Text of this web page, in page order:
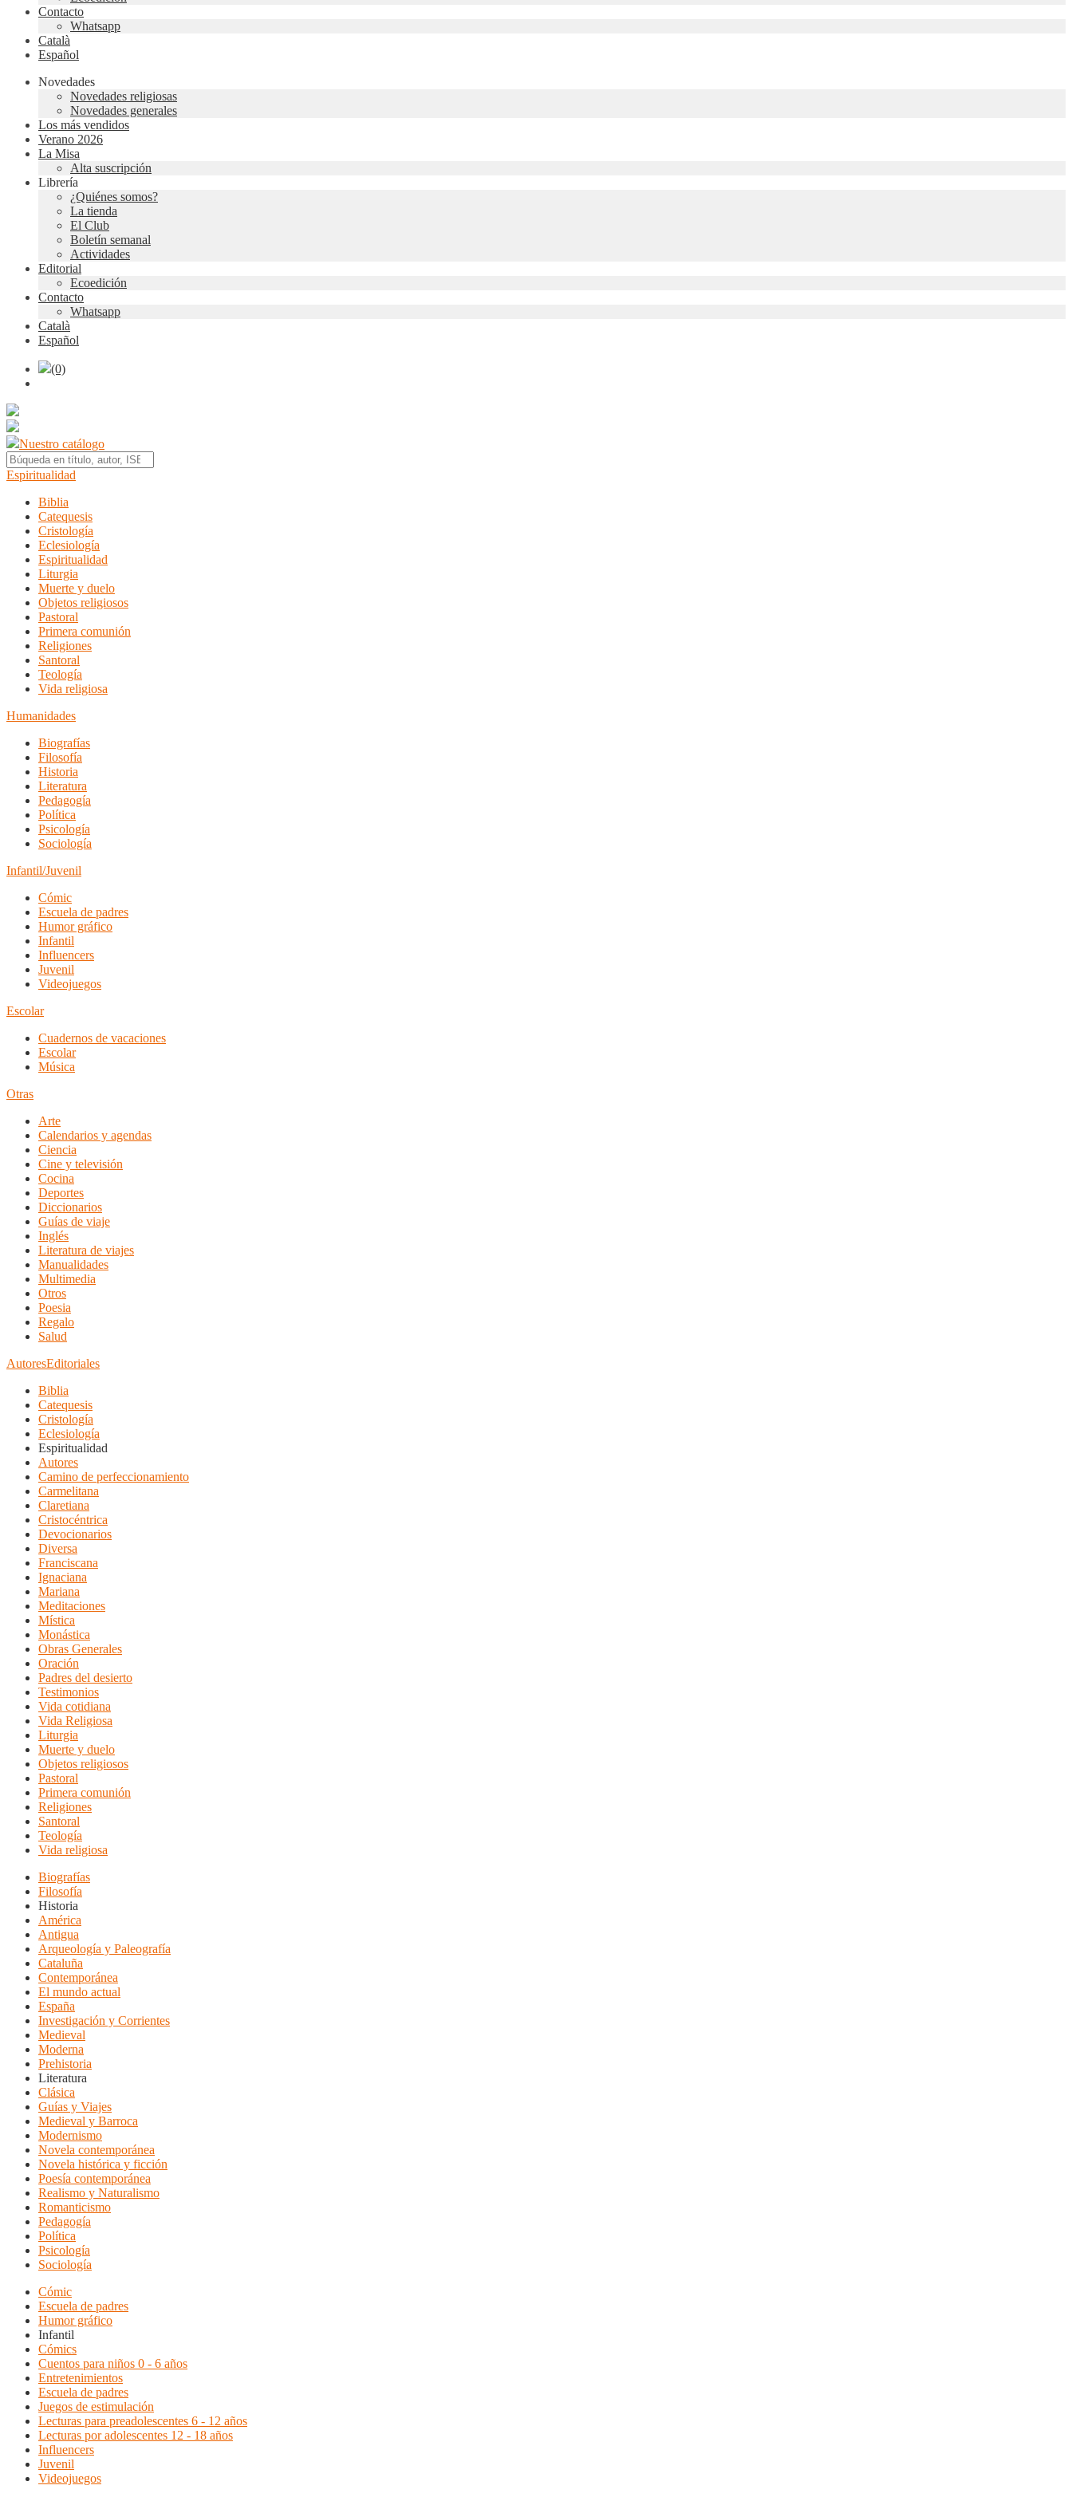
Contacto
Whatsapp
Català
Español
Novedades
Novedades religiosas
Novedades generales
Los más vendidos
Verano 2026
La Misa
Alta suscripción
Librería
¿Quiénes somos?
La tienda
El Club
Boletín semanal
Actividades
Editorial
Ecoedición
Contacto
Whatsapp
Català
Español
(0)
Nuestro catálogo
Espiritualidad
Biblia
Catequesis
Cristología
Eclesiología
Espiritualidad
Liturgia
Muerte y duelo
Objetos religiosos
Pastoral
Primera comunión
Religiones
Santoral
Teología
Vida religiosa
Humanidades
Biografías
Filosofía
Historia
Literatura
Pedagogía
Política
Psicología
Sociología
Infantil/Juvenil
Cómic
Escuela de padres
Humor gráfico
Infantil
Influencers
Juvenil
Videojuegos
Escolar
Cuadernos de vacaciones
Escolar
Música
Otras
Arte
Calendarios y agendas
Ciencia
Cine y televisión
Cocina
Deportes
Diccionarios
Guías de viaje
Inglés
Literatura de viajes
Manualidades
Multimedia
Otros
Poesia
Regalo
Salud
AutoresEditoriales
Biblia
Catequesis
Cristología
Eclesiología
Espiritualidad
Autores
Camino de perfeccionamiento
Carmelitana
Claretiana
Cristocéntrica
Devocionarios
Diversa
Franciscana
Ignaciana
Mariana
Meditaciones
Mística
Monástica
Obras Generales
Oración
Padres del desierto
Testimonios
Vida cotidiana
Vida Religiosa
Liturgia
Muerte y duelo
Objetos religiosos
Pastoral
Primera comunión
Religiones
Santoral
Teología
Vida religiosa
Biografías
Filosofía
Historia
América
Antigua
Arqueología y Paleografía
Cataluña
Contemporánea
El mundo actual
España
Investigación y Corrientes
Medieval
Moderna
Prehistoria
Literatura
Clásica
Guías y Viajes
Medieval y Barroca
Modernismo
Novela contemporánea
Novela histórica y ficción
Poesía contemporánea
Realismo y Naturalismo
Romanticismo
Pedagogía
Política
Psicología
Sociología
Cómic
Escuela de padres
Humor gráfico
Infantil
Cómics
Cuentos para niños 0 - 6 años
Entretenimientos
Escuela de padres
Juegos de estimulación
Lecturas para preadolescentes 6 - 12 años
Lecturas por adolescentes 12 - 18 años
Influencers
Juvenil
Videojuegos